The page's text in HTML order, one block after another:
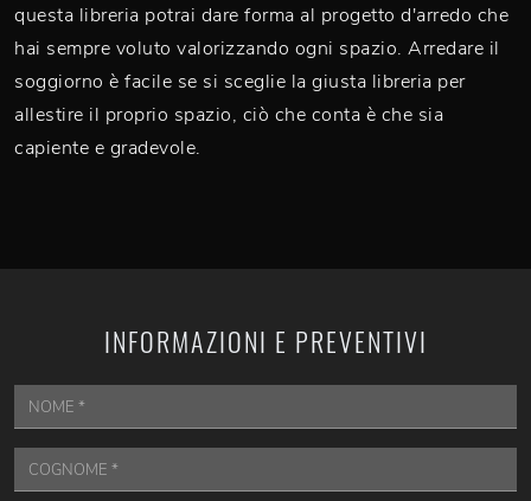
questa libreria potrai dare forma al progetto d'arredo che
hai sempre voluto valorizzando ogni spazio. Arredare il
soggiorno è facile se si sceglie la giusta libreria per
allestire il proprio spazio, ciò che conta è che sia
capiente e gradevole.
INFORMAZIONI E PREVENTIVI